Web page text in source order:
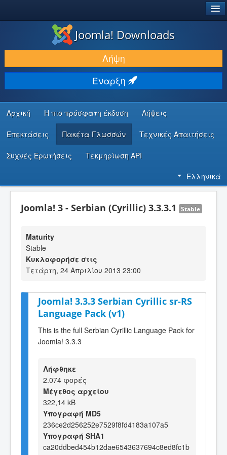
ΛΉΨΕΙΣ & ΕΠΕΚΤΆΣΕΙΣ
ΕΎΡΕΣΗ & ΜΆΘΗΣΗ
ΚΟΙΝΌΤΗΤΑ & ΥΠΟΣΤΉΡΙΞΗ
ΠΌΡΟΙ ΠΡΟΓΡΑΜΜΑΤΙΣΤΏΝ
Joomla! Downloads
Λήψη
Έναρξη
Αρχική Η πιο πρόσφατη έκδοση Λήψεις
Επεκτάσεις Πακέτα Γλωσσών Τεχνικές Απαιτήσεις
Συχνές Ερωτήσεις Τεκμηρίωση API
Ελληνικά
Joomla! 3 - Serbian (Cyrillic) 3.3.3.1 Stable
Maturity
Stable
Κυκλοφορήσε στις
Τετάρτη, 24 Απριλίου 2013 23:00
Joomla! 3.3.3 Serbian Cyrillic sr-RS
Language Pack (v1)
This is the full Serbian Cyrillic Language Pack for
Joomla! 3.3.3
Λήφθηκε
2.074 φορές
Μέγεθος αρχείου
322,14 kB
Υπογραφή MD5
236ce2d256252e7529f8fd4183a107a5
Υπογραφή SHA1
ca20ddbed454b12dae6543637694c8ed8fc1b